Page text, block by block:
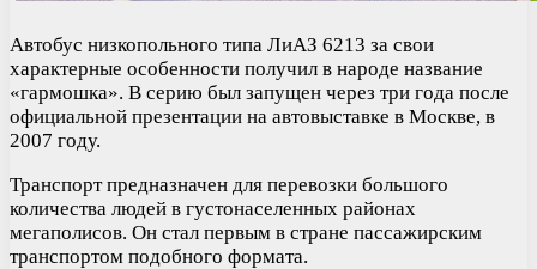
Автобус низкопольного типа ЛиАЗ 6213 за свои
характерные особенности получил в народе название
«гармошка». В серию был запущен через три года после
официальной презентации на автовыставке в Москве, в
2007 году.
Транспорт предназначен для перевозки большого
количества людей в густонаселенных районах
мегаполисов. Он стал первым в стране пассажирским
транспортом подобного формата.